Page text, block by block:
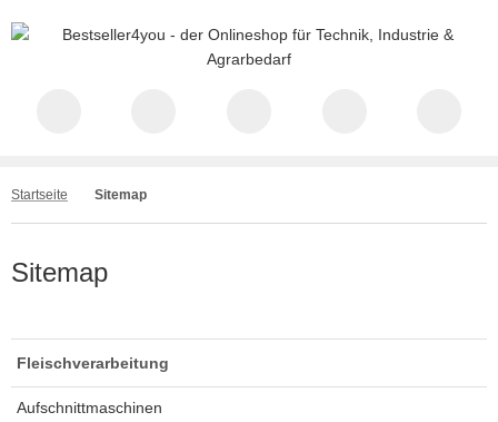
Startseite Sitemap
Sitemap
Fleischverarbeitung
Aufschnittmaschinen